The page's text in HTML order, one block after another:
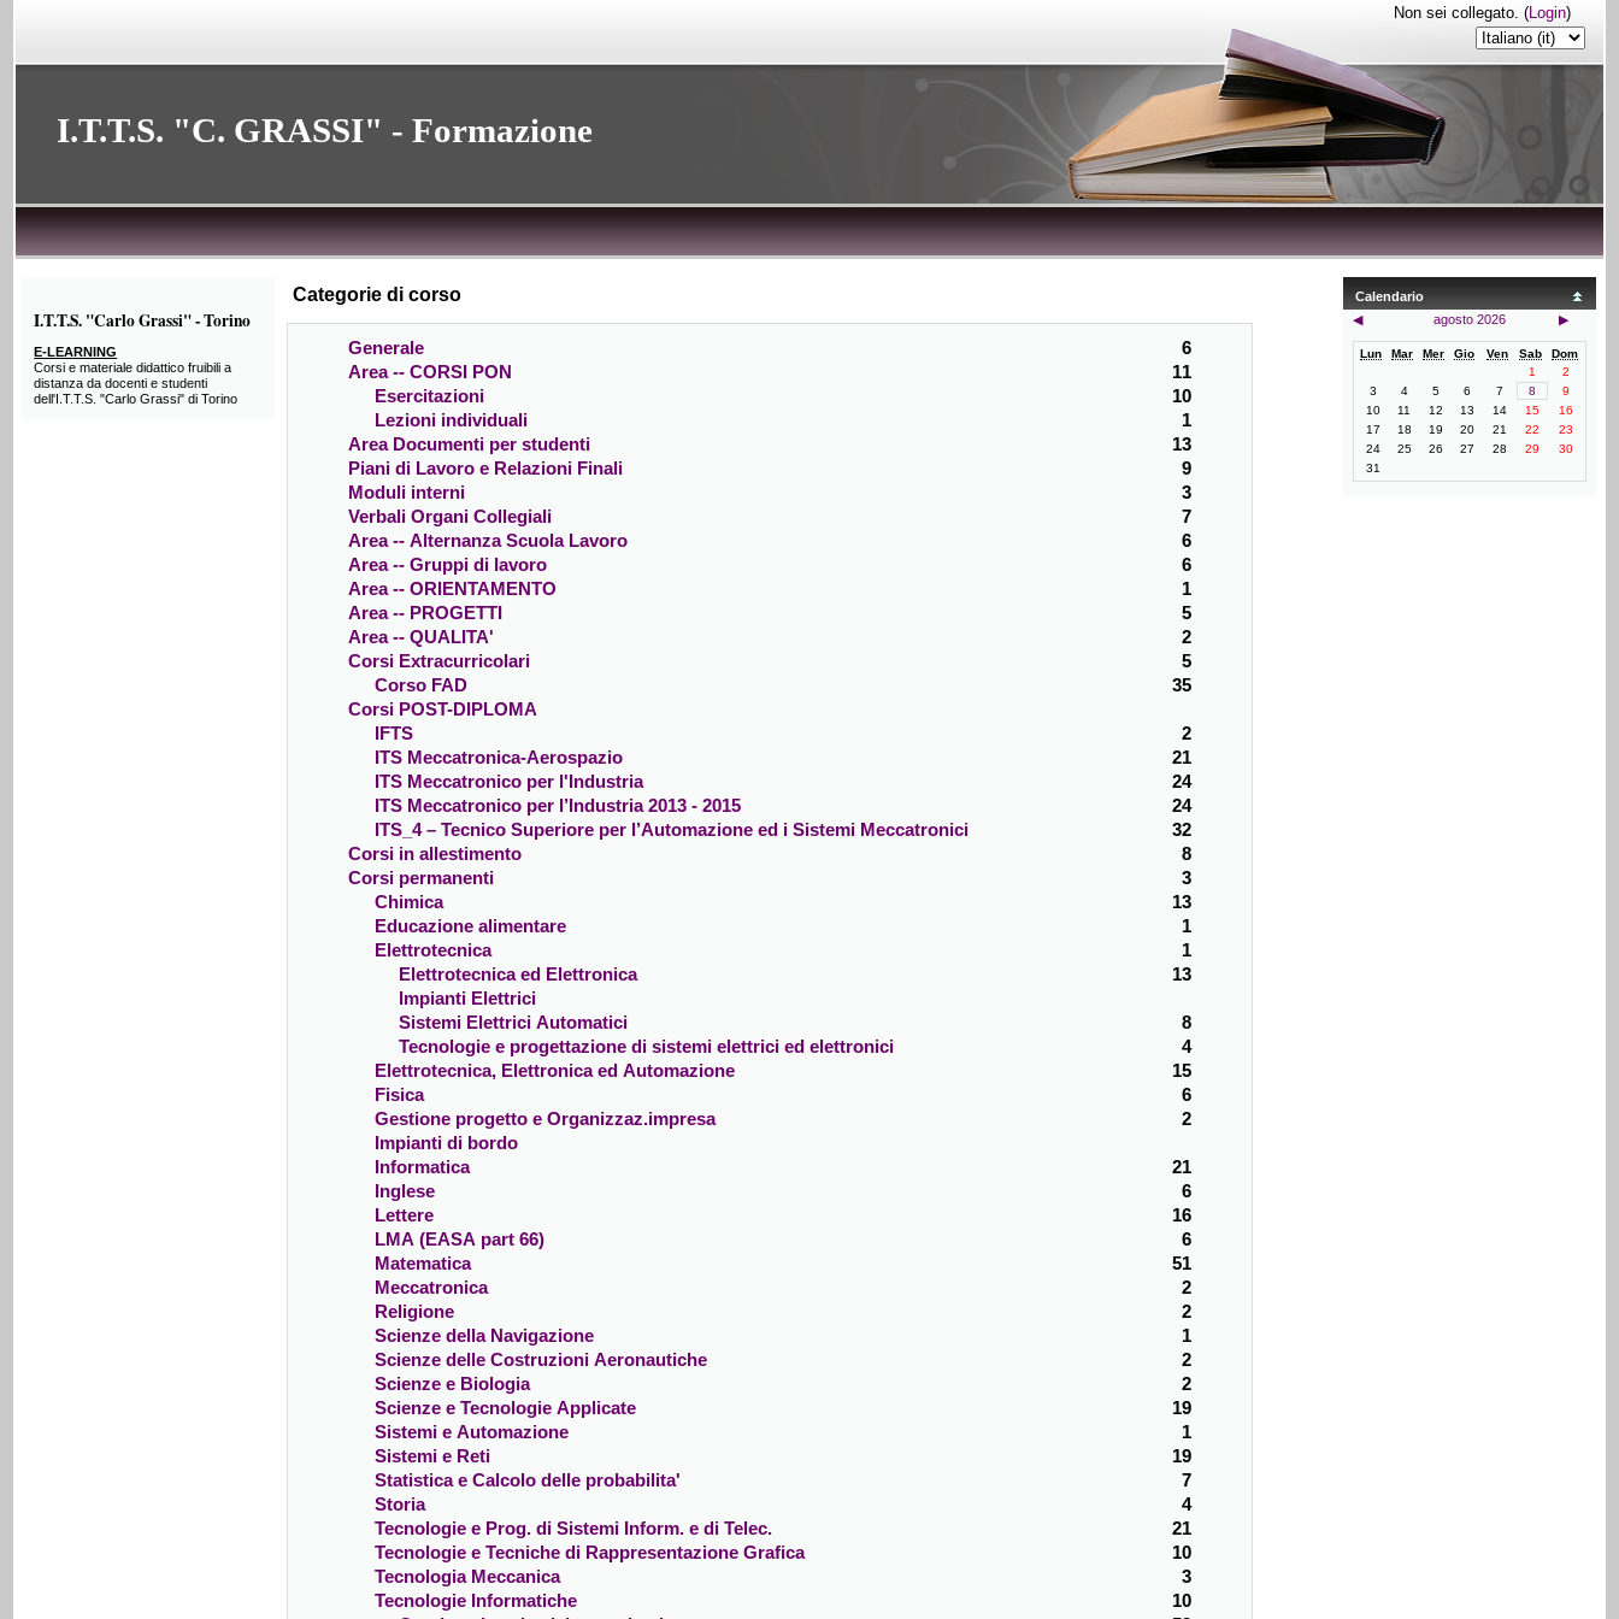
Non sei collegato. (Login)
I.T.T.S. "C. GRASSI" - Formazione
I.T.T.S. "Carlo Grassi" - Torino
E-LEARNING
Corsi e materiale didattico fruibili a
distanza da docenti e studenti
dell'I.T.T.S. "Carlo Grassi" di Torino
Categorie di corso
Generale
6
Area -- CORSI PON
11
Esercitazioni
10
Lezioni individuali
1
Area Documenti per studenti
13
Piani di Lavoro e Relazioni Finali
9
Moduli interni
3
Verbali Organi Collegiali
7
Area -- Alternanza Scuola Lavoro
6
Area -- Gruppi di lavoro
6
Area -- ORIENTAMENTO
1
Area -- PROGETTI
5
Area -- QUALITA'
2
Corsi Extracurricolari
5
Corso FAD
35
Corsi POST-DIPLOMA
IFTS
2
ITS Meccatronica-Aerospazio
21
ITS Meccatronico per l'Industria
24
ITS Meccatronico per l’Industria 2013 - 2015
24
ITS_4 – Tecnico Superiore per l’Automazione ed i Sistemi Meccatronici
32
Corsi in allestimento
8
Corsi permanenti
3
Chimica
13
Educazione alimentare
1
Elettrotecnica
1
Elettrotecnica ed Elettronica
13
Impianti Elettrici
Sistemi Elettrici Automatici
8
Tecnologie e progettazione di sistemi elettrici ed elettronici
4
Elettrotecnica, Elettronica ed Automazione
15
Fisica
6
Gestione progetto e Organizzaz.impresa
2
Impianti di bordo
Informatica
21
Inglese
6
Lettere
16
LMA (EASA part 66)
6
Matematica
51
Meccatronica
2
Religione
2
Scienze della Navigazione
1
Scienze delle Costruzioni Aeronautiche
2
Scienze e Biologia
2
Scienze e Tecnologie Applicate
19
Sistemi e Automazione
1
Sistemi e Reti
19
Statistica e Calcolo delle probabilita'
7
Storia
4
Tecnologie e Prog. di Sistemi Inform. e di Telec.
21
Tecnologie e Tecniche di Rappresentazione Grafica
10
Tecnologia Meccanica
3
Tecnologie Informatiche
10
Calendario
◀
agosto 2026 ▶
Lun Mar Mer Gio Ven Sab
Dom
1
2
3
4 5 6 7 8
9
10
11 12 13 14 15
16
17
18 19 20 21 22
23
24
25 26 27 28 29
30
31